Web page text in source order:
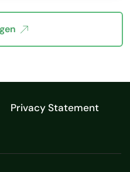
Privacy Statement